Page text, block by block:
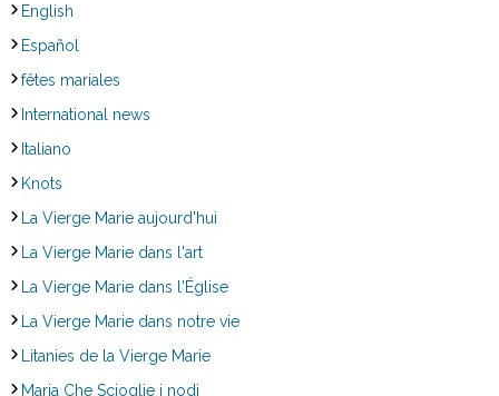
English
Español
fêtes mariales
International news
Italiano
Knots
La Vierge Marie aujourd'hui
La Vierge Marie dans l'art
La Vierge Marie dans l'Église
La Vierge Marie dans notre vie
Litanies de la Vierge Marie
Maria Che Scioglie i nodi